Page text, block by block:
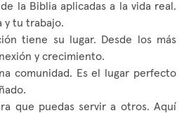
la Biblia aplicadas a la vida real.
y tu trabajo.
tiene su lugar. Desde los más
y crecimiento.
comunidad. Es el lugar perfecto
que puedas servir a otros. Aquí